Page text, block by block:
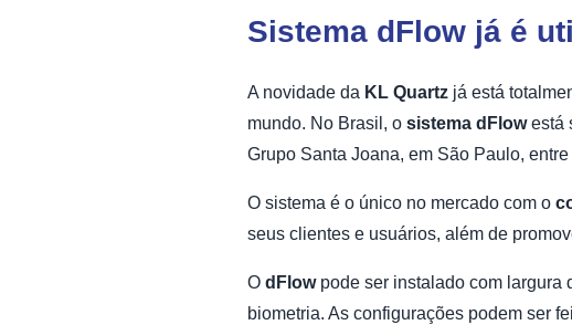
Sistema dFlow já é
A novidade da KL Quartz já está
mundo. No Brasil, o sistema dFlowestá
Grupo Santa Joana, em São Paulo, entre
O sistema é o único no mercado com o
seus clientes e usuários, além de
O dFlow pode ser instalado com largura
biometria. As configurações podem ser